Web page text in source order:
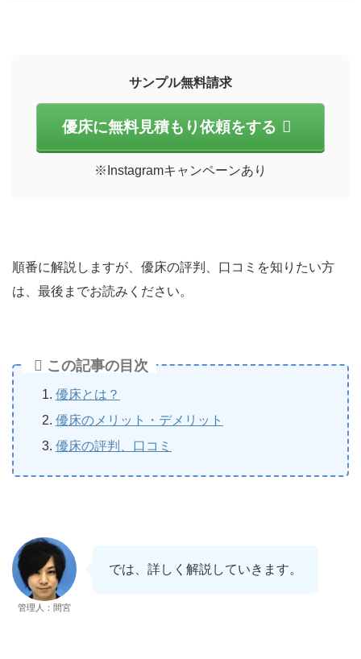
サンプル無料請求
優床に無料見積もり依頼をする
※Instagramキャンペーンあり
順番に解説しますが、優床の評判、口コミを知りたい方
は、最後までお読みください。
この記事の目次
優床とは？
優床のメリット・デメリット
優床の評判、口コミ
管理人：間宮
では、詳しく解説していきます。